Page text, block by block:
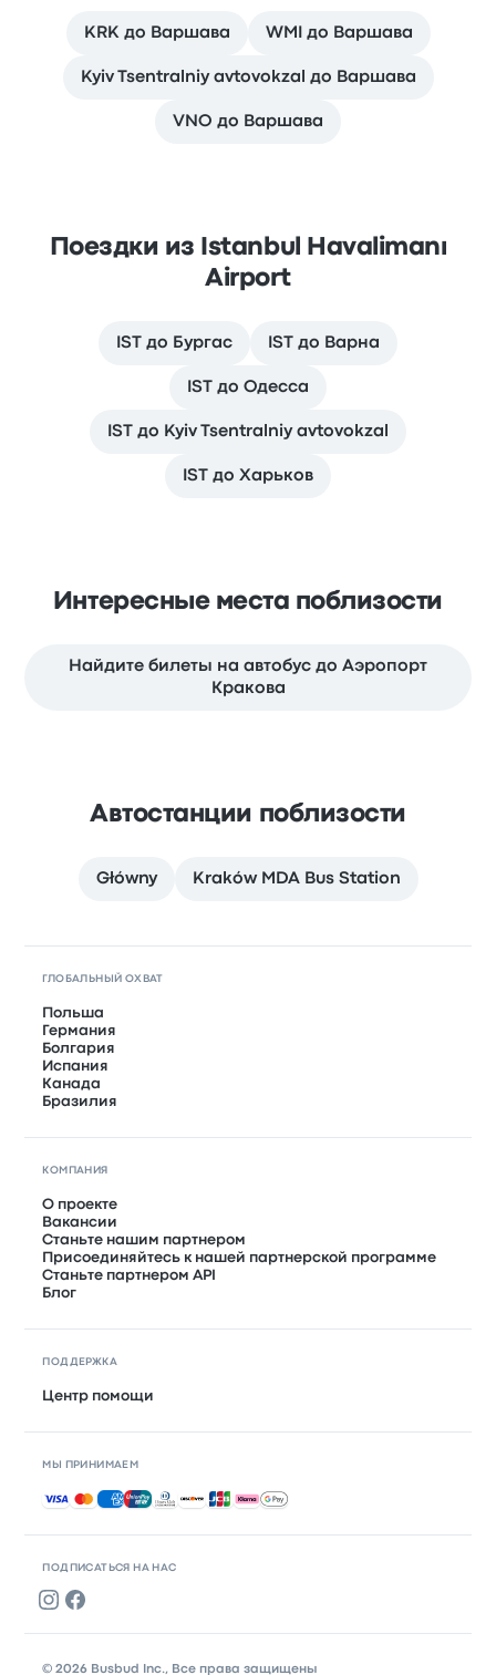
KRK до Варшава WMI до Варшава
Kyiv Tsentralniy avtovokzal до Варшава
VNO до Варшава
Поездки из Istanbul Havalimanı
Airport
IST до Бургас IST до Варна
IST до Одесса
IST до Kyiv Tsentralniy avtovokzal
IST до Харьков
Интересные места поблизости
Найдите билеты на автобус до Аэропорт
Кракова
Автостанции поблизости
Główny Kraków MDA Bus Station
ПОДПИСАТЬСЯ НА НАС
ГЛОБАЛЬНЫЙ ОХВАТ
Польша
Германия
Болгария
Испания
Канада
Бразилия
КОМПАНИЯ
О проекте
Вакансии
Станьте нашим партнером
Присоединяйтесь к нашей партнерской программе
Станьте партнером API
Блог
ПОДДЕРЖКА
Центр помощи
МЫ ПРИНИМАЕМ
Принимаемые способы оплаты
© 2026 Busbud Inc., Все права защищены